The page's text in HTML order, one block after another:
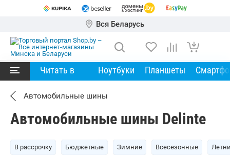
Вся Беларусь
Читать в Ноутбуки Планшеты
Автомобильные шины
Автомобильные шины Delinte
В рассрочку Бюджетные Зимние Всесезонные